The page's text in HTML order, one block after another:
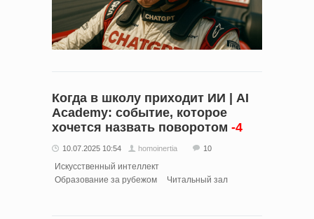
Когда в школу приходит ИИ | AI
Academy: событие, которое
хочется назвать поворотом -4
10.07.2025 10:54 homoinertia 10
Искусственный интеллект
Образование за рубежом
Читальный зал